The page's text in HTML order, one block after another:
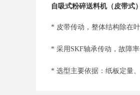
自吸式粉碎送料机（皮带式）
* 皮带传动，整体结构除在
* 采用SKF轴承传动，故障
* 选型主要依据：纸板定量